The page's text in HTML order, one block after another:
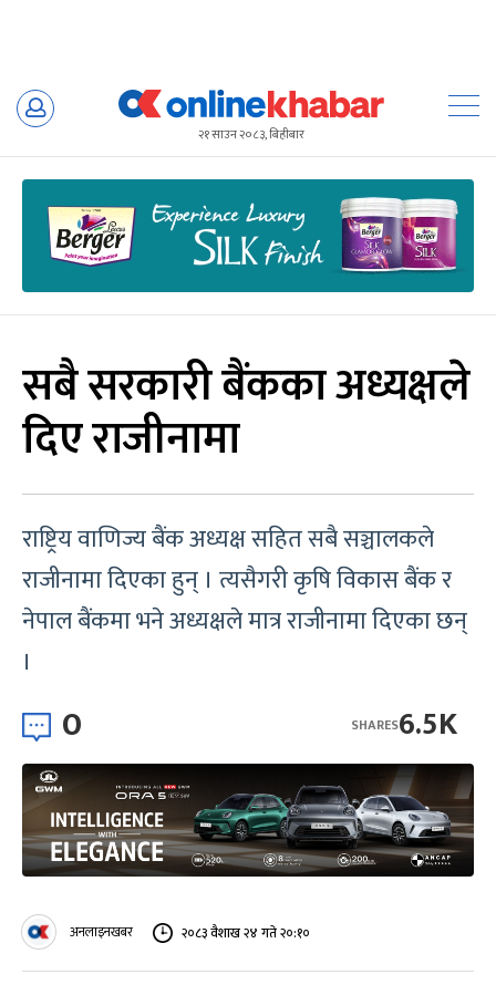
Skip
२१ साउन २०८३, बिहीबार
सबै सरकारी बैंकका अध्यक्षले
दिए राजीनामा
राष्ट्रिय वाणिज्य बैंक अध्यक्ष सहित सबै सञ्चालकले
राजीनामा दिएका हुन् । त्यसैगरी कृषि विकास बैंक र
नेपाल बैंकमा भने अध्यक्षले मात्र राजीनामा दिएका छन्
।
0 6.5K
SHARES
अनलाइनखबर २०८३ वैशाख २४ गते २०:१०